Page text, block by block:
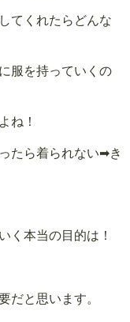
てくれたらどんな
服を持っていくの
ね！
たら着られない➡き
く本当の目的は！
だと思います。